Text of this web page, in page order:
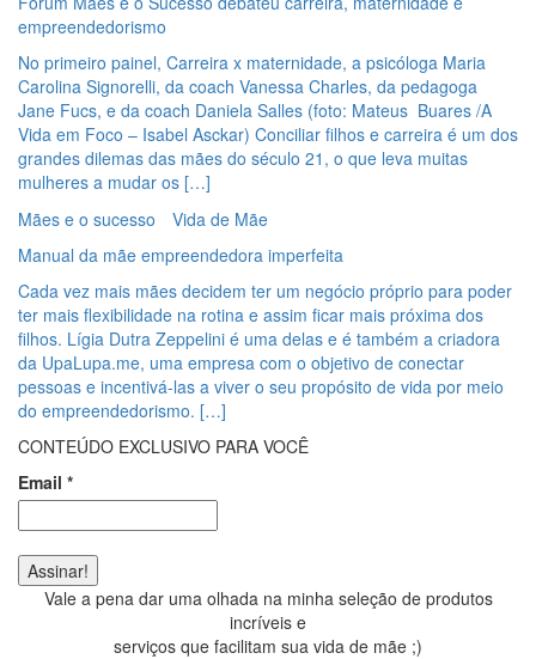
empreendedorismo
No primeiro painel, Carreira x maternidade, a psicóloga Maria
Carolina Signorelli, da coach Vanessa Charles, da pedagoga
Jane Fucs, e da coach Daniela Salles (foto: Mateus Buares /A
Vida em Foco – Isabel Asckar) Conciliar filhos e carreira é um dos
grandes dilemas das mães do século 21, o que leva muitas
mulheres a mudar os […]
Mães e o sucesso
Vida de Mãe
Manual da mãe empreendedora imperfeita
Cada vez mais mães decidem ter um negócio próprio para poder
ter mais flexibilidade na rotina e assim ficar mais próxima dos
filhos. Lígia Dutra Zeppelini é uma delas e é também a criadora
da UpaLupa.me, uma empresa com o objetivo de conectar
pessoas e incentivá-las a viver o seu propósito de vida por meio
do empreendedorismo. […]
CONTEÚDO EXCLUSIVO PARA VOCÊ
Email *
Vale a pena dar uma olhada na minha seleção de produtos
incríveis e
serviços que facilitam sua vida de mãe ;)